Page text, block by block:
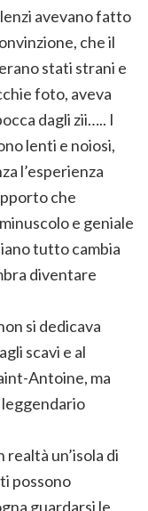
avevano fatto
che il
stati strani e
foto, aveva
dagli zii….. I
lenti e noiosi,
l’esperienza
che
e geniale
tutto cambia
diventare
si dedicava
scavi e al
Antoine, ma
realtà un’isola di
possono
guardarsi le